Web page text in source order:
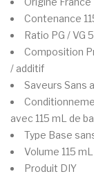
Contenance
Ratio PG / VG
Composition
/ additif
Saveurs Sans
avec 115 mL de
Type Base
Volume 115 mL
Produit DIY